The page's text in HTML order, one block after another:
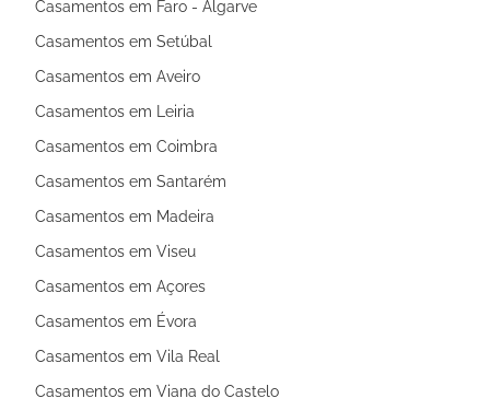
Casamentos em Faro - Algarve
Casamentos em Setúbal
Casamentos em Aveiro
Casamentos em Leiria
Casamentos em Coimbra
Casamentos em Santarém
Casamentos em Madeira
Casamentos em Viseu
Casamentos em Açores
Casamentos em Évora
Casamentos em Vila Real
Casamentos em Viana do Castelo